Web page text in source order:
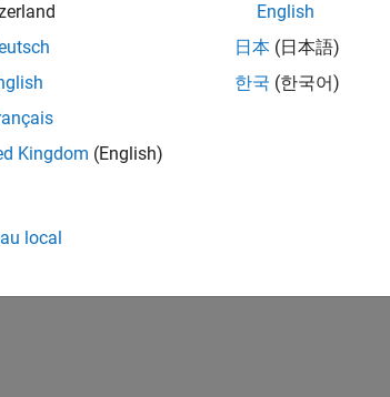
Kingdom (English)
English
日本 (日本語)
한국 (한국어)
local